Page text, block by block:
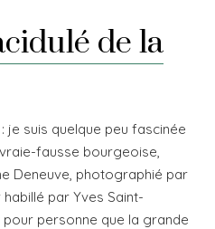
de la
je suis quelque peu fascinée
fausse bourgeoise,
Deneuve, photographié par
par Yves Saint-
pour personne que la grande